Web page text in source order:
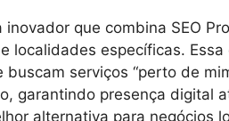
que combina SEO
localidades específicas.
serviços “perto de
garantindo presença digital
alternativa para